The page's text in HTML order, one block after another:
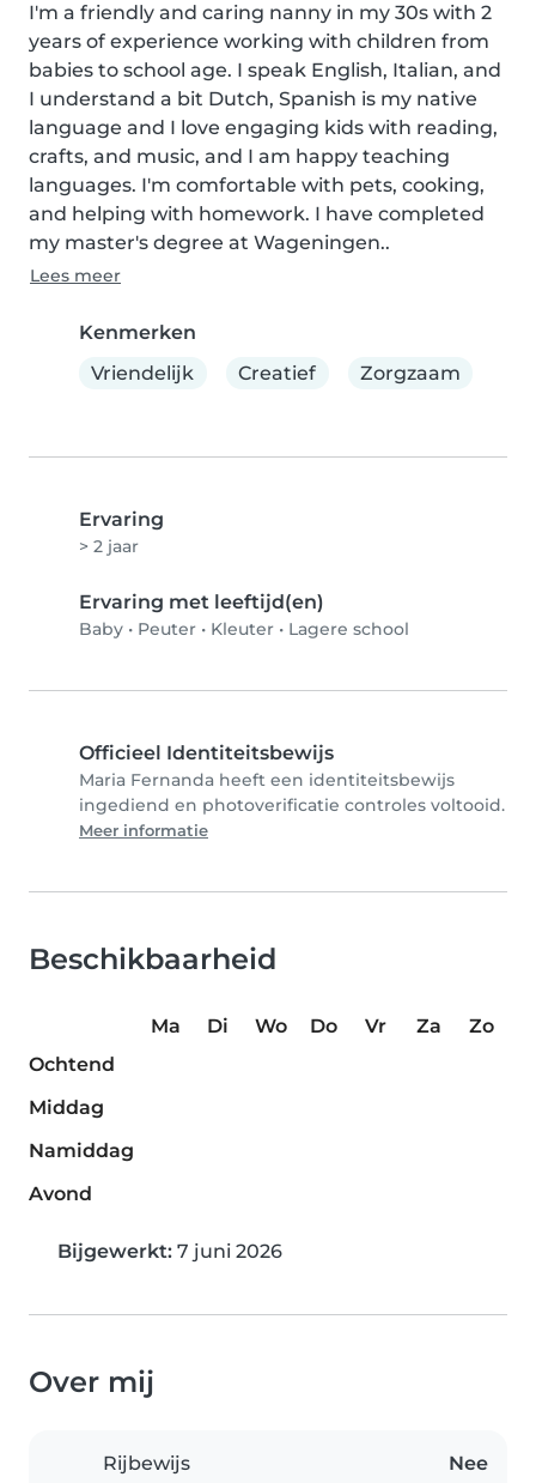
I'm a friendly and caring nanny in my 30s with 2
years of experience working with children from
babies to school age. I speak English, Italian, and
I understand a bit Dutch, Spanish is my native
language and I love engaging kids with reading,
crafts, and music, and I am happy teaching
languages. I'm comfortable with pets, cooking,
and helping with homework. I have completed
my master's degree at Wageningen..
Lees meer
Kenmerken
Vriendelijk
Creatief Zorgzaam
Ervaring
> 2 jaar
Ervaring met leeftijd(en)
Baby • Peuter • Kleuter • Lagere school
Officieel Identiteitsbewijs
Maria Fernanda heeft een identiteitsbewijs
ingediend en photoverificatie controles voltooid.
Meer informatie
Beschikbaarheid
Ma Di Wo Do Vr Za
Zo
Ochtend
Middag
Namiddag
Avond
Bijgewerkt: 7 juni 2026
Over mij
Rijbewijs Nee